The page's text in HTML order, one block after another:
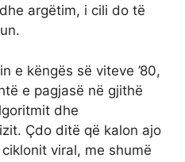
argëtim, i cili do të
e këngës së viteve ’80,
e pagjasë në gjithë
dhe
Çdo ditë që kalon ajo
viral, me shumë